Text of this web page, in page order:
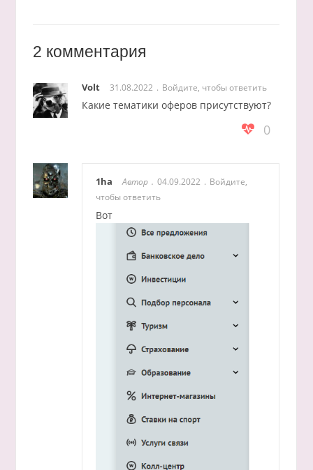
2 комментария
Volt 31.08.2022 Войдите, чтобы ответить
Какие тематики оферов присутствуют?
0
1ha Автор 04.09.2022
Войдите,
чтобы ответить
Вот